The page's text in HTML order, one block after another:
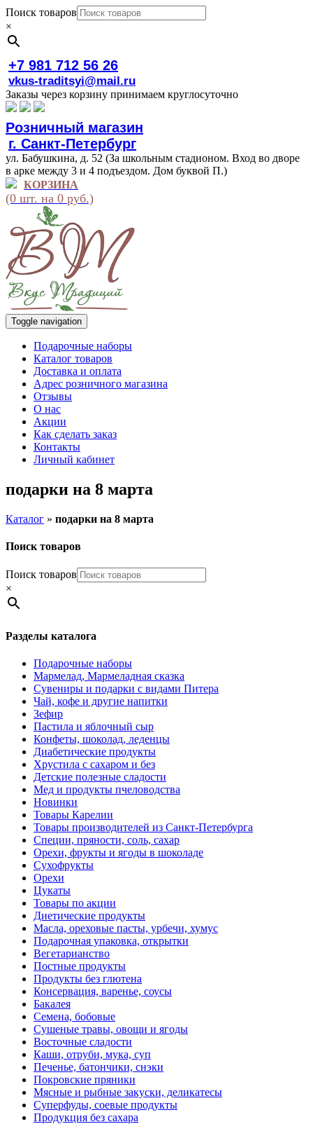
Поиск товаров
×
+7 981 712 56 26
vkus-traditsyi@mail.ru
Заказы через корзину принимаем круглосуточно
Розничный магазин
г. Санкт-Петербург
ул. Бабушкина, д. 52 (За школьным стадионом. Вход во дворе
в арке между 3 и 4 подъездом. Дом буквой П.)
КОРЗИНА
(0 шт. на 0 руб.)
Toggle navigation
Подарочные наборы
Каталог товаров
Доставка и оплата
Адрес розничного магазина
Отзывы
О нас
Акции
Как сделать заказ
Контакты
Личный кабинет
подарки на 8 марта
Каталог » подарки на 8 марта
Поиск товаров
Поиск товаров
×
Разделы каталога
Подарочные наборы
Мармелад, Мармеладная сказка
Сувениры и подарки с видами Питера
Чай, кофе и другие напитки
Зефир
Пастила и яблочный сыр
Конфеты, шоколад, леденцы
Диабетические продукты
Хрустила с сахаром и без
Детские полезные сладости
Мед и продукты пчеловодства
Новинки
Товары Карелии
Товары производителей из Санкт-Петербурга
Специи, пряности, соль, сахар
Орехи, фрукты и ягоды в шоколаде
Сухофрукты
Орехи
Цукаты
Товары по акции
Диетические продукты
Масла, ореховые пасты, урбечи, хумус
Подарочная упаковка, открытки
Вегетарианство
Постные продукты
Продукты без глютена
Консервация, варенье, соусы
Бакалея
Семена, бобовые
Сушеные травы, овощи и ягоды
Восточные сладости
Каши, отруби, мука, суп
Печенье, батончики, снэки
Покровские пряники
Мясные и рыбные закуски, деликатесы
Суперфуды, соевые продукты
Продукция без сахара